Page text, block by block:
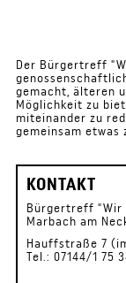
Der Bürgertreff
gemacht, älteren
Möglichkeit zu
miteinander zu
gemeinsam etwas
KONTAKT
Bürgertreff "Wir
Marbach am
Hauffstraße 7
Tel.: 07144/1 75